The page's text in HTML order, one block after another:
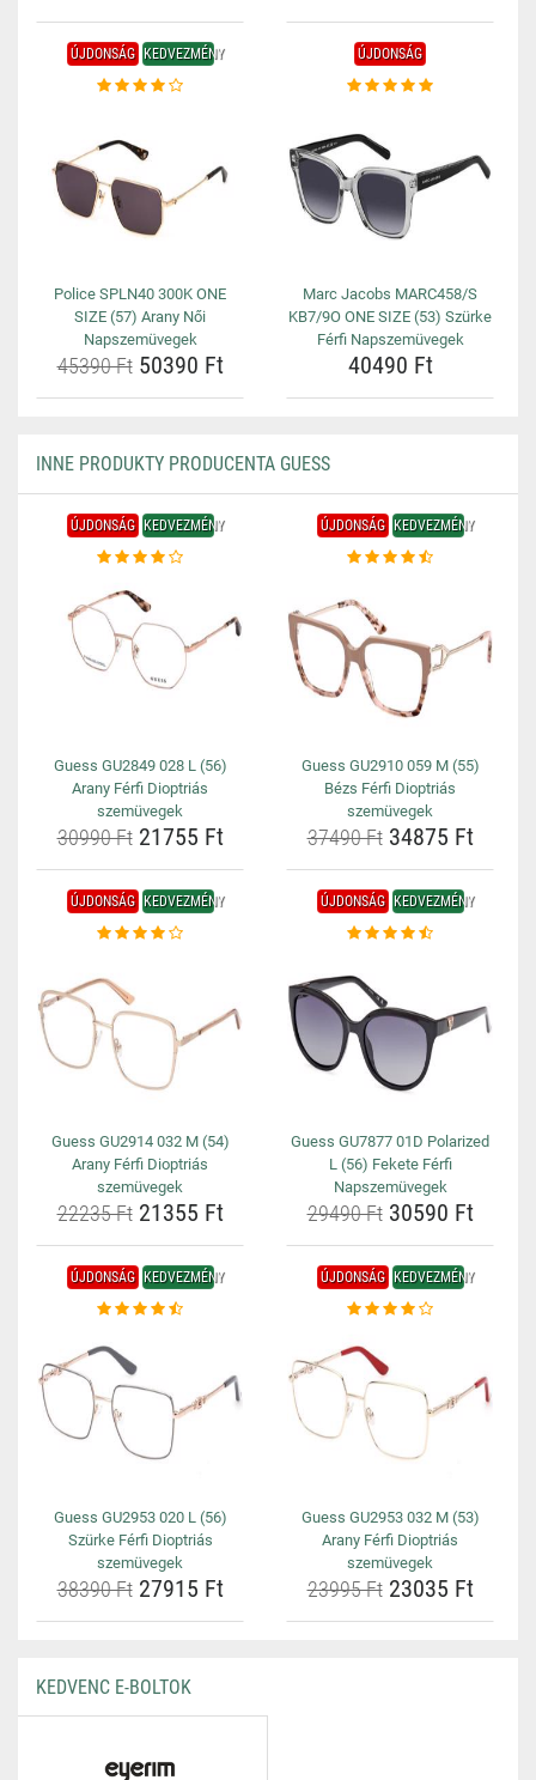
ÚJDONSÁG KEDVEZMÉNY
Police SPLN40 300K ONE
SIZE (57) Arany Női
Napszemüvegek
45390 Ft50390 Ft
ÚJDONSÁG
Marc Jacobs MARC458/S
KB7/9O ONE SIZE (53) Szürke
Férfi Napszemüvegek
40490 Ft
INNE PRODUKTY PRODUCENTA GUESS
ÚJDONSÁG KEDVEZMÉNY
Guess GU2849 028 L (56)
Arany Férfi Dioptriás
szemüvegek
30990 Ft21755 Ft
ÚJDONSÁG KEDVEZMÉNY
Guess GU2910 059 M (55)
Bézs Férfi Dioptriás
szemüvegek
37490 Ft34875 Ft
ÚJDONSÁG KEDVEZMÉNY
Guess GU2914 032 M (54)
Arany Férfi Dioptriás
szemüvegek
22235 Ft21355 Ft
ÚJDONSÁG KEDVEZMÉNY
Guess GU7877 01D Polarized
L (56) Fekete Férfi
Napszemüvegek
29490 Ft30590 Ft
ÚJDONSÁG KEDVEZMÉNY
Guess GU2953 020 L (56)
Szürke Férfi Dioptriás
szemüvegek
38390 Ft27915 Ft
ÚJDONSÁG KEDVEZMÉNY
Guess GU2953 032 M (53)
Arany Férfi Dioptriás
szemüvegek
23995 Ft23035 Ft
KEDVENC E-BOLTOK